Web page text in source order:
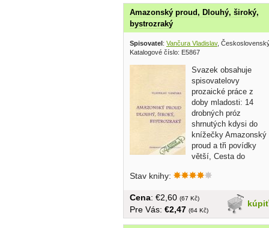
Amazonský proud, Dlouhý, široký,
bystrozraký
Spisovatel: Vančura Vladislav,
Katalogové číslo: E5867
Svazek obsahuje
spisovatelovy
prozaické práce z
doby mladosti: 14
drobných próz
shrnutých kdysi do
knížečky Amazonský
proud a tři povídky
větší, Cesta do
Stav knihy:
kúpiť
Cena: €2,60 (67 Kč)
Pre Vás: €2,47 (64 Kč)